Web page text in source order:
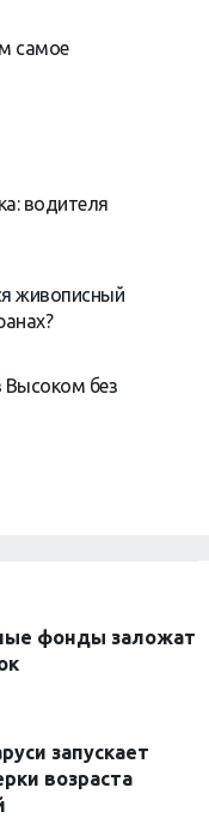
самое
водителя
живописный
Высоком без
фонды заложат
запускает
возраста